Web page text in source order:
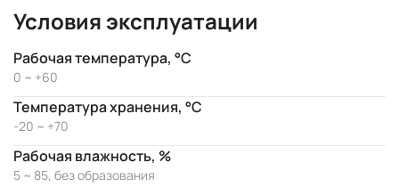
Условия эксплуатации
Рабочая температура, °C
0 ~ +60
Температура хранения, °C
-20 ~ +70
Рабочая влажность, %
5 ~ 85, без образования